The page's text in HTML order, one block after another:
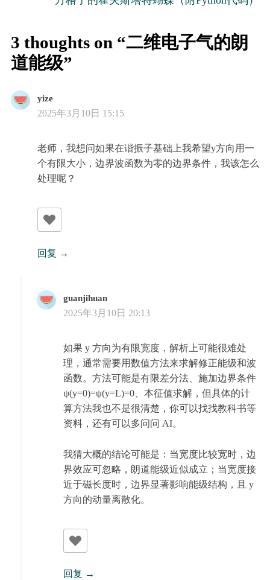
3 thoughts on “二维电子气的朗
道能级”
yize
2025年3月10日 15:15
老师，我想问如果在谐振子基础上我希望y方向用一
个有限大小，边界波函数为零的边界条件，我该怎么
处理呢？
回复
guanjihuan
2025年3月10日 20:13
如果 y 方向为有限宽度，解析上可能很难处
理，通常需要用数值方法来求解修正能级和波
函数。方法可能是有限差分法、施加边界条件
ψ(y=0)=ψ(y=L)=0、本征值求解，但具体的计
算方法我也不是很清楚，你可以找找教科书等
资料，还有可以多问问 AI。
我猜大概的结论可能是：当宽度比较宽时，边
界效应可忽略，朗道能级近似成立；当宽度接
近于磁长度时，边界显著影响能级结构，且 y
方向的动量离散化。
回复